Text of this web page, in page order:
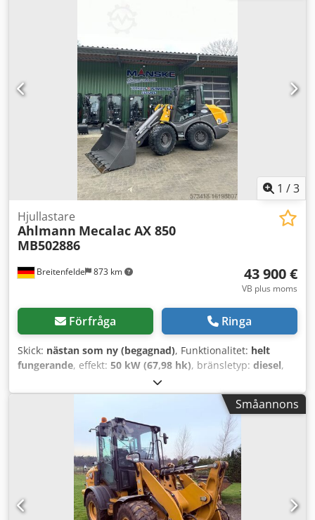
Hydraulikkopplingar för första extra kretsen, Komfortsäte
Grammer, Däck Mitas 405/70 R18, Verktygslåda med lock,
Arbetsstrålkastare bak, Csdpotrna Uofx Am Heha
Radioberedskap, Hydraulisk snabbkoppling, Standard
skopa med undersvetsat skär och därmed 1 kubikmeter,
1 /3
Breitenfelde 873 km
Hjullastare
Ahlmann Mecalac AX 850
MB502886
43 900 €
VB plus moms
Förfråga Ringa
Skick: nästan som ny (begagnad), Funktionalitet: helt
fungerande, effekt: 50 kW (67,98 hk), bränsletyp: diesel,
, däcksstorlek:
Tillverkningsår:2023, drifttimmar:150 h, Utrustning:UVV
säkerhetskontroll, bakre pickup, extra strålkastare,
hydraulik, hytt, pallgafflar, standardskopa , Motor Steg V,
20 km/version, Permanent inkoppling av extra hydraulik,
Hydraulkopplingar för 1. extra krets, Komfortstol Grammer,
Däck Mitas 405/70 R18, Verktygslåda med lock,
Arbetsstrålkastare bak, Radioförberedelse, Hydraulisk
snabbväxlare, Standard skopa med påsvetsad skärstång,
därmed 1 kubikmeter, Csdotrnf Dopfx Am Hsha Pallgaffel
Småannons